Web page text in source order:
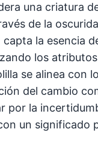
una criatura
de la
la esencia
los
se alinea con
del cambio
por la
un significado